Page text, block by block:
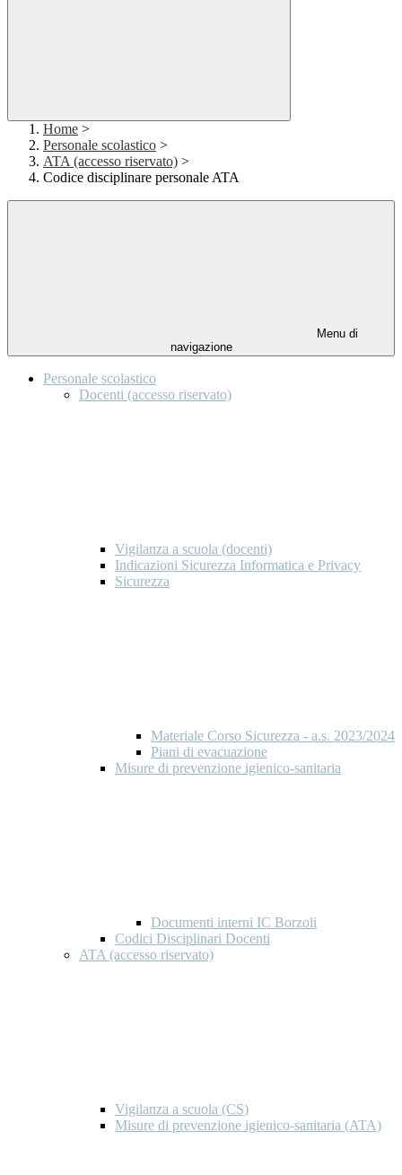
Home >
Personale scolastico >
ATA (accesso riservato) >
Codice disciplinare personale ATA
Menu di
navigazione
Personale scolastico
Docenti (accesso riservato)
Vigilanza a scuola (docenti)
Indicazioni Sicurezza Informatica e Privacy
Sicurezza
Materiale Corso Sicurezza - a.s. 2023/2024
Piani di evacuazione
Misure di prevenzione igienico-sanitaria
Documenti interni IC Borzoli
Codici Disciplinari Docenti
ATA (accesso riservato)
Vigilanza a scuola (CS)
Misure di prevenzione igienico-sanitaria (ATA)